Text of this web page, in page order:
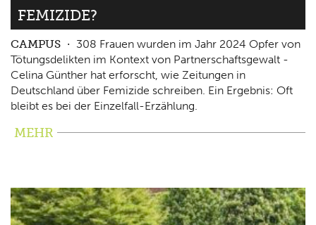
FEMIZIDE?
CAMPUS
308 Frauen wurden im Jahr 2024 Opfer von
Tötungsdelikten im Kontext von Partnerschaftsgewalt -
Celina Günther hat erforscht, wie Zeitungen in
Deutschland über Femizide schreiben. Ein Ergebnis: Oft
bleibt es bei der Einzelfall-Erzählung.
MEHR